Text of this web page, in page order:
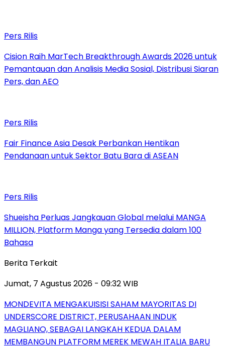
Pers Rilis
Cision Raih MarTech Breakthrough Awards 2026 untuk
Pemantauan dan Analisis Media Sosial, Distribusi Siaran
Pers, dan AEO
Pers Rilis
Fair Finance Asia Desak Perbankan Hentikan
Pendanaan untuk Sektor Batu Bara di ASEAN
Pers Rilis
Shueisha Perluas Jangkauan Global melalui MANGA
MILLION, Platform Manga yang Tersedia dalam 100
Bahasa
Berita Terkait
Jumat, 7 Agustus 2026 - 09:32 WIB
MONDEVITA MENGAKUISISI SAHAM MAYORITAS DI
UNDERSCORE DISTRICT, PERUSAHAAN INDUK
MAGLIANO, SEBAGAI LANGKAH KEDUA DALAM
MEMBANGUN PLATFORM MEREK MEWAH ITALIA BARU